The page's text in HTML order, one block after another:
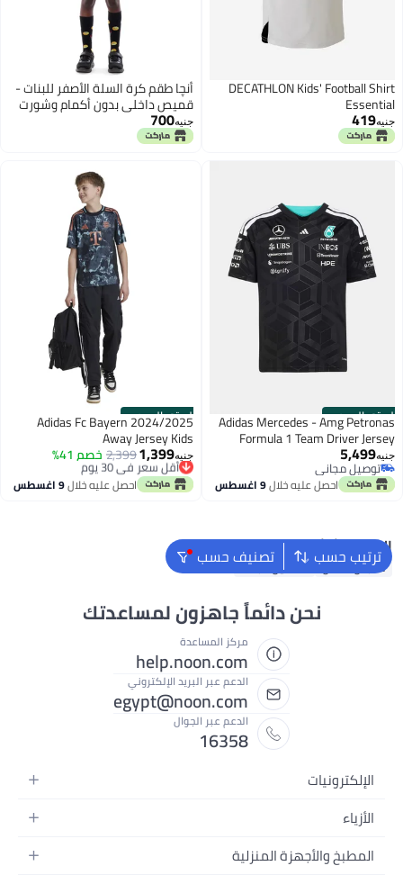
DECATHLON Kids' Football Shirt
Essential
جنيه419
أنچا طقم كرة السلة الأصفر للبنات -
قميص داخلي بدون أكمام وشورت
قابل للتنفس
جنيه700
الستور الرسمي
Adidas Mercedes - Amg Petronas
Formula 1 Team Driver Jersey
جنيه5,499
توصيل مجاني
توصيل مجانياحصل عليه خلال9 اغسطس
الستور الرسمي
Adidas Fc Bayern 2024/2025
Away Jersey Kids
جنيه1,399
2,399خصم 41% أقل سعر في 30 يوم
توصيل مجاني
أقل سعر في 30 يوماحصل عليه خلال9 اغسطس
ترتيب حسب تصنيف حسب البحث الشائع
ملابس اطفال فساتين للبنات
نحن دائماً جاهزون لمساعدتك
مركز المساعدة
help.noon.com
الدعم عبر البريد الإلكتروني
egypt@noon.com
الدعم عبر الجوال
16358
الإلكترونيات
الهواتف المتحركة
أجهزة الكمبيوتر المحمولة
الأزياء
أزياء نسائية
المطبخ والأجهزة المنزلية